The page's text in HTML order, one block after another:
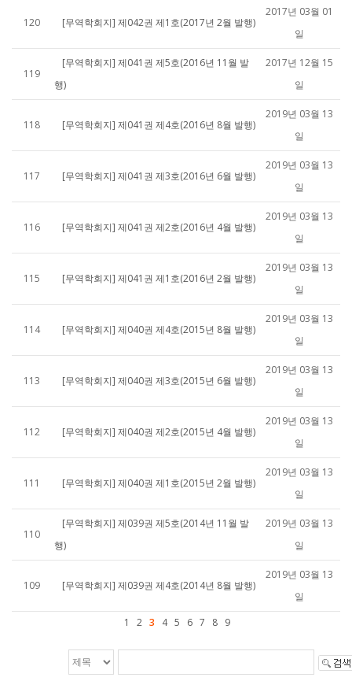
120 [무역학회지] 제042권 제1호(2017년 2월 발행)
2017년 03월 01
일
119
[무역학회지] 제041권 제5호(2016년 11월 발
행)
2017년 12월 15
일
118 [무역학회지] 제041권 제4호(2016년 8월 발행)
2019년 03월 13
일
117 [무역학회지] 제041권 제3호(2016년 6월 발행)
2019년 03월 13
일
116 [무역학회지] 제041권 제2호(2016년 4월 발행)
2019년 03월 13
일
115 [무역학회지] 제041권 제1호(2016년 2월 발행)
2019년 03월 13
일
114 [무역학회지] 제040권 제4호(2015년 8월 발행)
2019년 03월 13
일
113 [무역학회지] 제040권 제3호(2015년 6월 발행)
2019년 03월 13
일
112 [무역학회지] 제040권 제2호(2015년 4월 발행)
2019년 03월 13
일
111 [무역학회지] 제040권 제1호(2015년 2월 발행)
2019년 03월 13
일
110
[무역학회지] 제039권 제5호(2014년 11월 발
행)
2019년 03월 13
일
109 [무역학회지] 제039권 제4호(2014년 8월 발행)
2019년 03월 13
일
1
2 3 4 5 6 7 8 9